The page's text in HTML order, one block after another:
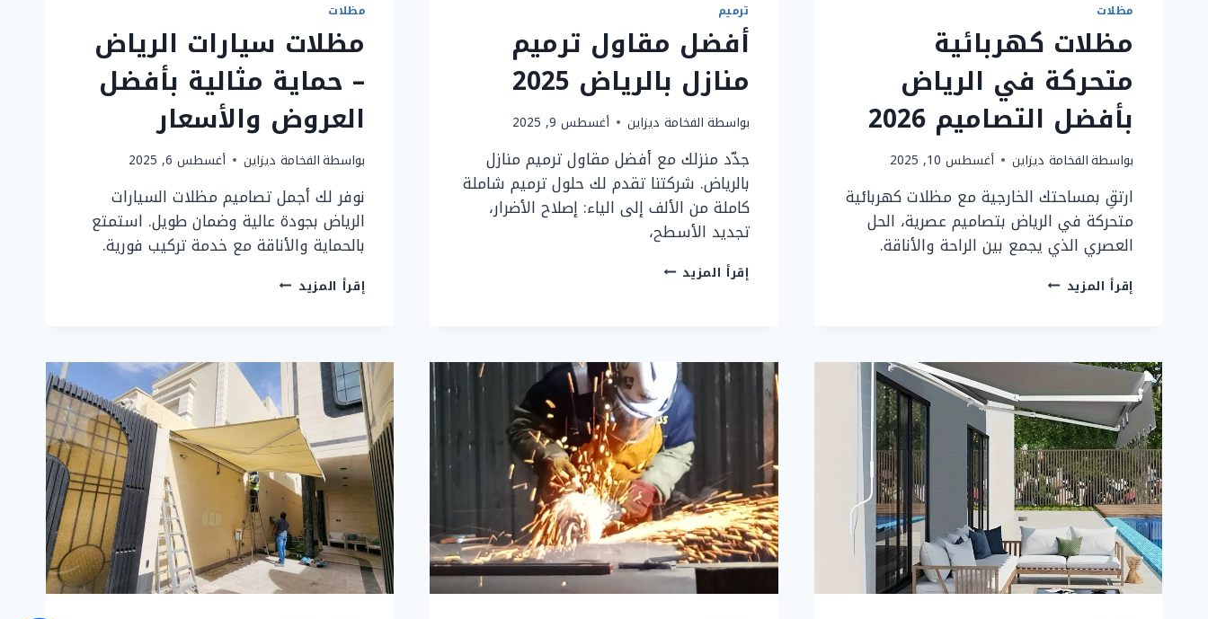
مظلات
مظلات كهربائية
متحركة في الرياض
بأفضل التصاميم 2026
بواسطةالفخامة ديزاين أغسطس 10, 2025
ارتقِ بمساحتك الخارجية مع مظلات كهربائية
متحركة في الرياض بتصاميم عصرية، الحل
العصري الذي يجمع بين الراحة والأناقة.
إقرأ المزيد مظلات
الرياض
التصاميم
2026
ترميم
أفضل مقاول ترميم
منازل بالرياض 2025
بواسطة الفخامة ديزاين أغسطس 9, 2025
جدّد منزلك مع أفضل مقاول ترميم منازل
بالرياض. شركتنا تقدم لك حلول ترميم شاملة
كاملة من الألف إلى الياء: إصلاح الأضرار،
تجديد الأسطح،
إقرأ المزيد أفضل
2025
مظلات
مظلات سيارات الرياض
– حماية مثالية بأفضل
العروض والأسعار
بواسطةالفخامة ديزاين أغسطس 6, 2025
نوفر لك أجمل تصاميم مظلات السيارات
الرياض بجودة عالية وضمان طويل. استمتع
بالحماية والأناقة مع خدمة تركيب فورية.
إقرأ المزيد مظلات
حماية
مثالية
بأفضل
العروض
والأسعار